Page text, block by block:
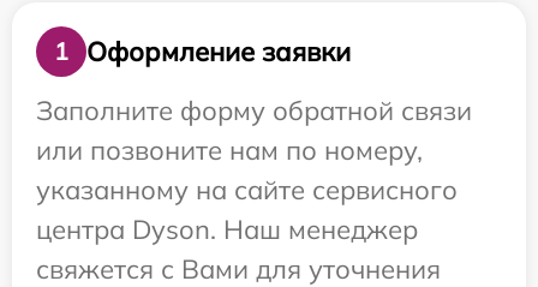
1
Оформление заявки
Заполните форму обратной связи
или позвоните нам по номеру,
указанному на сайте сервисного
центра Dyson. Наш менеджер
свяжется с Вами для уточнения